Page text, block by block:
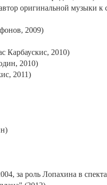
оригинальной музыки к
2009)
Карбаускис, 2010)
2010)
2011)
за роль Лопахина в